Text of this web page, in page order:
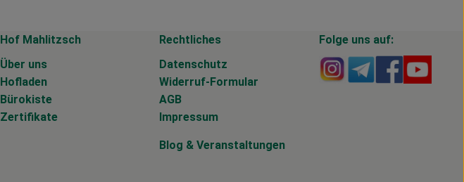
Hof Mahlitzsch
Über uns
Hofladen
Bürokiste
Zertifikate
Rechtliches
Datenschutz
Widerruf-Formular
AGB
Impressum
Folge uns auf:
Externer Link zu
Externer Link
Externer
Blog & Veranstaltungen